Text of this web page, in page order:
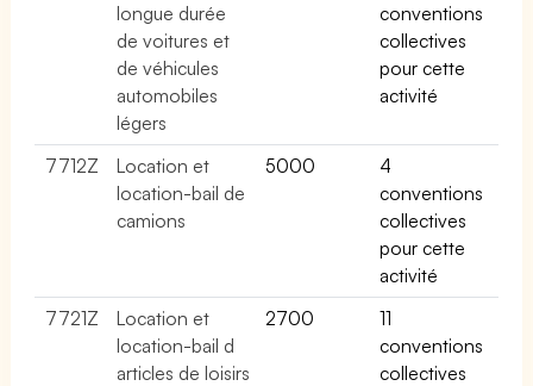
longue durée
de voitures et
de véhicules
automobiles
légers
conventions
collectives
pour cette
activité
7712Z
Location et
location-bail de
camions
5000
4
conventions
collectives
pour cette
activité
7721Z
Location et
location-bail d
articles de loisirs
2700
11
conventions
collectives